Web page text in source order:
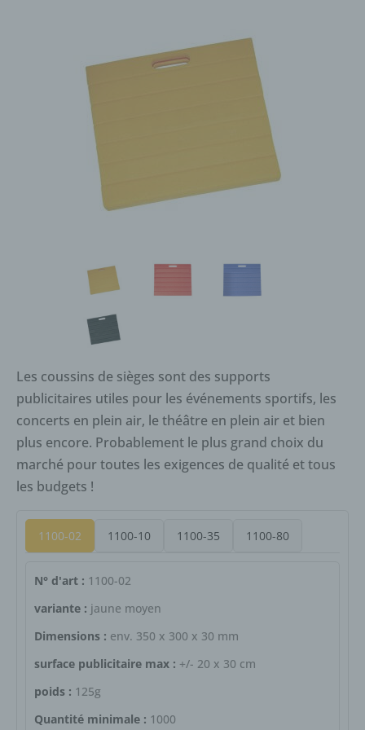
Les coussins de sièges sont des supports
publicitaires utiles pour les événements sportifs, les
concerts en plein air, le théâtre en plein air et bien
plus encore. Probablement le plus grand choix du
marché pour toutes les exigences de qualité et tous
les budgets !
1100-02 1100-10 1100-35 1100-80
N° d'art : 1100-02
variante : jaune moyen
Dimensions : env. 350 x 300 x 30 mm
surface publicitaire max : +/- 20 x 30 cm
poids : 125g
Quantité minimale : 1000
protection des données. Art. 28 RGPD (conclusion d'un
contrat pour le traitement des commandes).
Effacement et blocage de routine des
données personnelles
Le responsable du traitement des données ne traitera et
ne stockera les données à caractère personnel du sujet
des données que pendant la période nécessaire à la
auxquels le responsable du traitement est soumis.
Si le but du stockage n'est pas applicable ou si une
période de stockage prescrite par le législateur
données à caractère personnel sont systématiquement
bloquées ou supprimées conformément aux exigences
légales.
Droits du sujet des données
a) Droit de confirmation
Chaque sujet des données doit avoir le droit, accordé
par le législateur européen, d'obtenir du contrôleur la
confirmation que des données à caractère personnel le
concernant sont ou ne sont pas traitées. Si un sujet de
peut, à tout moment, contacter un employé du
le législateur européen, d'obtenir du contrôleur des
informations gratuites sur ses données personnelles